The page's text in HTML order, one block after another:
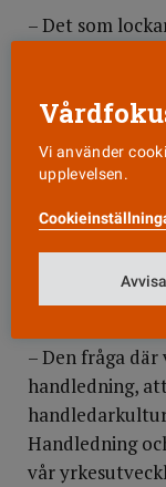
– Det som
sätt. Vi är mer
behöver
breder ut sig.
framåt.
Vad förenar
är de största
– Den fråga där
handledning,
Handledning
vår
Vi använder
upplevelsen.
Avvisa